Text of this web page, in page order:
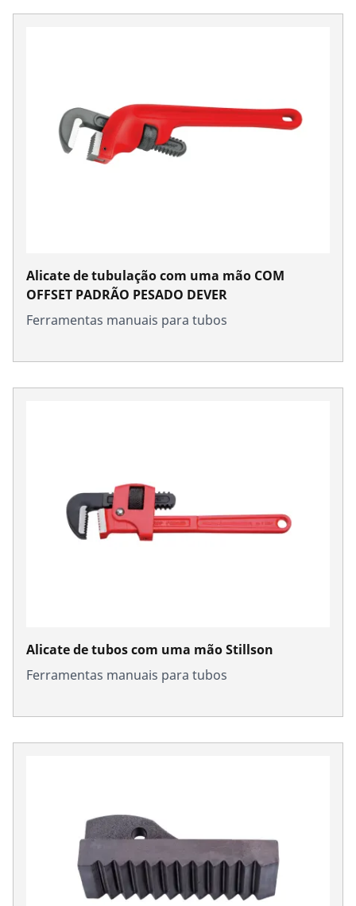
Alicate de tubulação com uma mão COM
OFFSET PADRÃO PESADO DEVER
Ferramentas manuais para tubos
Alicate de tubos com uma mão Stillson
Ferramentas manuais para tubos